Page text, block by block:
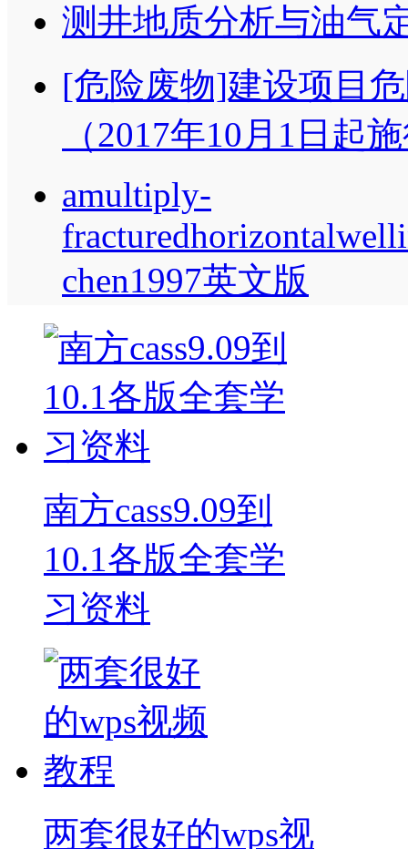
测井地质分析与油气
[危险废物]建设项目
（2017年10月1日起
amultiply-
chen1997英文版
南方cass9.09到
10.1各版全套学
习资料
两套很好的wps视